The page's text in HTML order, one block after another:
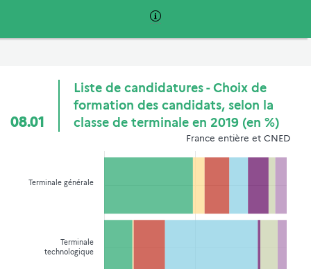
08.01
Liste de candidatures - Choix de
formation des candidats, selon la
classe de terminale en 2019 (en %)
France entière et CNED
Terminale générale
Terminale
technologique